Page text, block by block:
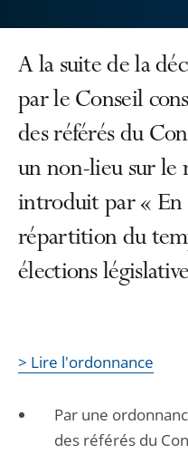
A la suite de la
par le Conseil
des référés du
un non-lieu sur le
introduit par « En
répartition du
élections
> Lire l'ordonnance
Par une
des référés du